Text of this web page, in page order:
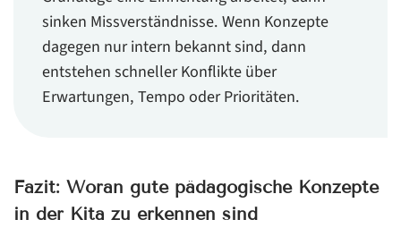
sinken Missverständnisse. Wenn Konzepte
dagegen nur intern bekannt sind, dann
entstehen schneller Konflikte über
Erwartungen, Tempo oder Prioritäten.
Fazit: Woran gute pädagogische Konzepte
in der Kita zu erkennen sind